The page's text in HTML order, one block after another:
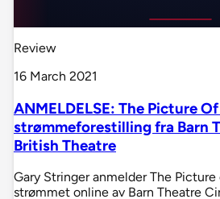
Review
16 March 2021
ANMELDELSE: The Picture
strømmeforestilling fra Barn
British Theatre
Gary Stringer anmelder The Picture
strømmet online av Barn Theatre